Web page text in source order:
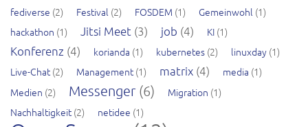
fediverse (2) Festival (2) FOSDEM (1) Gemeinwohl (1)
hackathon (1) Jitsi Meet (3) job (4) KI (1)
Konferenz (4) korianda (1) kubernetes (2) linuxday (1)
Live-Chat (2) Management (1) matrix (4) media (1)
Medien (2) Messenger (6) Migration (1)
Nachhaltigkeit (2) netidee (1)